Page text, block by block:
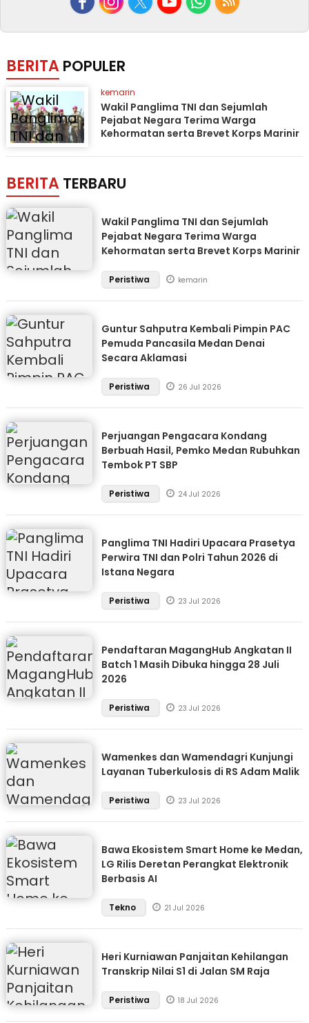
BERITA POPULER
kemarin
Wakil Panglima TNI dan Sejumlah
Pejabat Negara Terima Warga
Kehormatan serta Brevet Korps Marinir
BERITA TERBARU
Wakil Panglima TNI dan Sejumlah
Pejabat Negara Terima Warga
Kehormatan serta Brevet Korps Marinir
Peristiwa kemarin
Guntur Sahputra Kembali Pimpin PAC
Pemuda Pancasila Medan Denai
Secara Aklamasi
Peristiwa 26 Jul 2026
Perjuangan Pengacara Kondang
Berbuah Hasil, Pemko Medan Rubuhkan
Tembok PT SBP
Peristiwa 24 Jul 2026
Panglima TNI Hadiri Upacara Prasetya
Perwira TNI dan Polri Tahun 2026 di
Istana Negara
Peristiwa 23 Jul 2026
Pendaftaran MagangHub Angkatan II
Batch 1 Masih Dibuka hingga 28 Juli
2026
Peristiwa 23 Jul 2026
Wamenkes dan Wamendagri Kunjungi
Layanan Tuberkulosis di RS Adam Malik
Peristiwa 23 Jul 2026
Bawa Ekosistem Smart Home ke Medan,
LG Rilis Deretan Perangkat Elektronik
Berbasis AI
Tekno 21 Jul 2026
Heri Kurniawan Panjaitan Kehilangan
Transkrip Nilai S1 di Jalan SM Raja
Peristiwa 18 Jul 2026